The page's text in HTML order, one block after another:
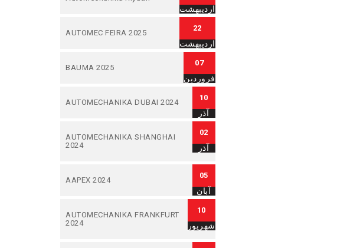
اردیبهشت
AUTOMEC FEIRA 2025
22
اردیبهشت
BAUMA 2025
07
فروردین
AUTOMECHANIKA DUBAI 2024
10
آذر
AUTOMECHANIKA SHANGHAI
2024
02
آذر
AAPEX 2024
05
آبان
AUTOMECHANIKA FRANKFURT
2024
10
شهریور